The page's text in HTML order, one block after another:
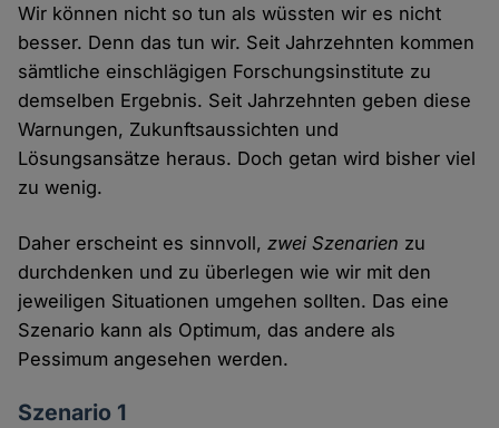
Wir können nicht so tun als wüssten wir es nicht
besser. Denn das tun wir. Seit Jahrzehnten kommen
sämtliche einschlägigen Forschungsinstitute zu
demselben Ergebnis. Seit Jahrzehnten geben diese
Warnungen, Zukunftsaussichten und
Lösungsansätze heraus. Doch getan wird bisher viel
zu wenig.
Daher erscheint es sinnvoll,zwei Szenarien zu
durchdenken und zu überlegen wie wir mit den
jeweiligen Situationen umgehen sollten. Das eine
Szenario kann als Optimum, das andere als
Pessimum angesehen werden.
Szenario 1